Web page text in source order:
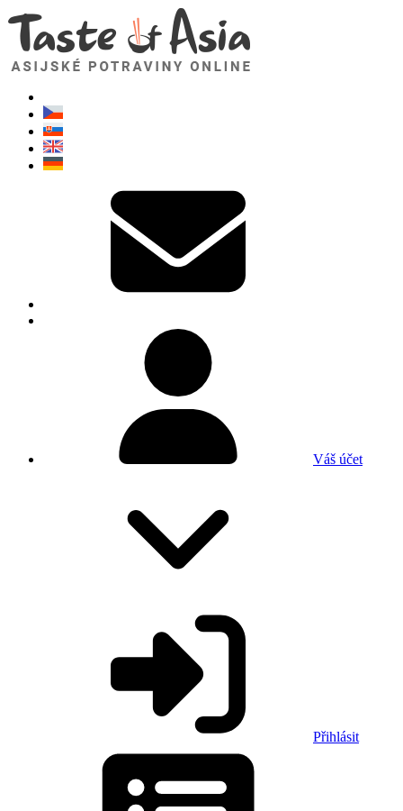
Váš účet
Přihlásit
TasteOfAsia.cz
Neváhejte se zeptat. Jsem tady pro vás!